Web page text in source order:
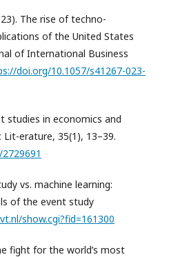
The rise of techno-
of the United States
of International Business
doi.org/10.1057/s41267-023-
studies in economics and
Lit-erature, 35(1), 13–39.
vs. machine learning:
of the event study
show.cgi?fid=161300
fight for the world’s most